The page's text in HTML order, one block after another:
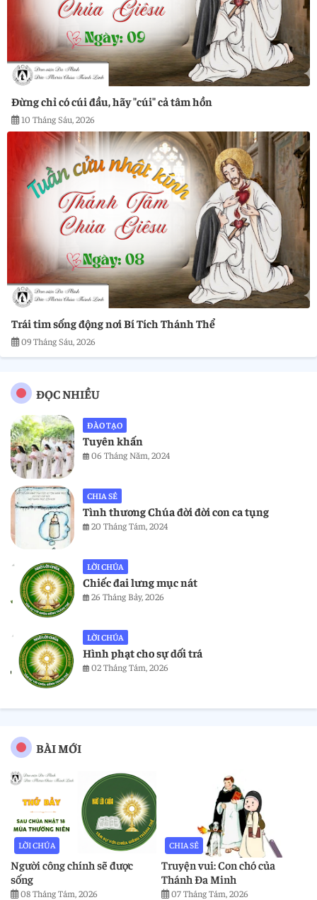
Đừng chỉ có cúi đầu, hãy "cúi" cả tâm hồn
10 Tháng Sáu, 2026
Trái tim sống động nơi Bí Tích Thánh Thể
09 Tháng Sáu, 2026
ĐỌC NHIỀU
ĐÀO TẠO
Tuyên khấn
06 Tháng Năm, 2024
CHIA SẺ
Tình thương Chúa đời đời con ca tụng
20 Tháng Tám, 2024
LỜI CHÚA
Chiếc đai lưng mục nát
26 Tháng Bảy, 2026
LỜI CHÚA
Hình phạt cho sự dối trá
02 Tháng Tám, 2026
BÀI MỚI
LỜI CHÚA
Người công chính sẽ được
sống
08 Tháng Tám, 2026
CHIA SẺ
Truyện vui: Con chó của
Thánh Đa Minh
07 Tháng Tám, 2026